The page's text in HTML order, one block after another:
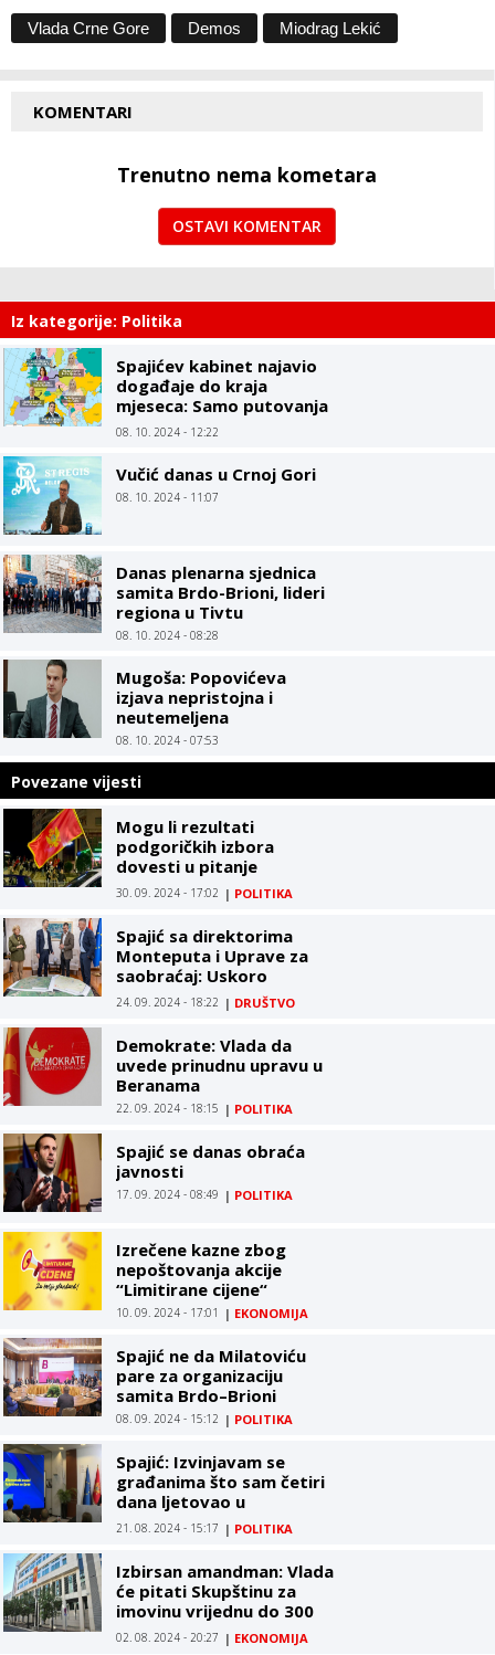
Vlada Crne Gore Demos Miodrag Lekić
KOMENTARI
Trenutno nema kometara
OSTAVI KOMENTAR
Iz kategorije: Politika
Spajićev kabinet najavio
događaje do kraja
mjeseca: Samo putovanja
ministara, Vlada kao
08. 10. 2024 - 12:22
Vučić danas u Crnoj Gori
08. 10. 2024 - 11:07
Danas plenarna sjednica
samita Brdo-Brioni, lideri
regiona u Tivtu
08. 10. 2024 - 08:28
Mugoša: Popovićeva
izjava nepristojna i
neutemeljena
08. 10. 2024 - 07:53
Povezane vijesti
Mogu li rezultati
podgoričkih izbora
dovesti u pitanje
stabilnost vlasti u Crnoj
30. 09. 2024 - 17:02 | POLITIKA
Spajić sa direktorima
Monteputa i Uprave za
saobraćaj: Uskoro
izgradnja Zapadne
obilaznice, raspisan
tender
24. 09. 2024 - 18:22 | DRUŠTVO
Demokrate: Vlada da
uvede prinudnu upravu u
Beranama
22. 09. 2024 - 18:15 | POLITIKA
Spajić se danas obraća
javnosti
17. 09. 2024 - 08:49 | POLITIKA
Izrečene kazne zbog
nepoštovanja akcije
“Limitirane cijene“
10. 09. 2024 - 17:01 | EKONOMIJA
Spajić ne da Milatoviću
pare za organizaciju
samita Brdo–Brioni
08. 09. 2024 - 15:12 | POLITIKA
Spajić: Izvinjavam se
građanima što sam četiri
dana ljetovao u
Francuskoj; Iza
"twitteraša" stoje dvije
organizovane kriminalne
grupe
21. 08. 2024 - 15:17 | POLITIKA
Izbirsan amandman: Vlada
će pitati Skupštinu za
imovinu vrijednu do 300
miliona
02. 08. 2024 - 20:27 | EKONOMIJA